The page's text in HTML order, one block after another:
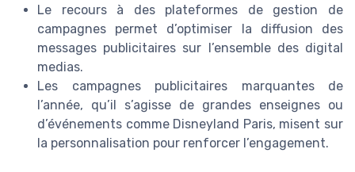
Le recours à des plateformes de gestion de
campagnes permet d’optimiser la diffusion des
messages publicitaires sur l’ensemble des digital
medias.
Les campagnes publicitaires marquantes de
l’année, qu’il s’agisse de grandes enseignes ou
d’événements comme Disneyland Paris, misent sur
la personnalisation pour renforcer l’engagement.